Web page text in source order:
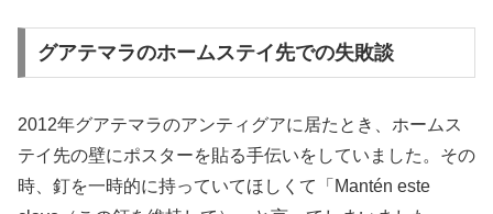
グアテマラのホームステイ先での失敗談
2012年グアテマラのアンティグアに居たとき、ホームス
テイ先の壁にポスターを貼る手伝いをしていました。その
時、釘を一時的に持っていてほしくて「Mantén este